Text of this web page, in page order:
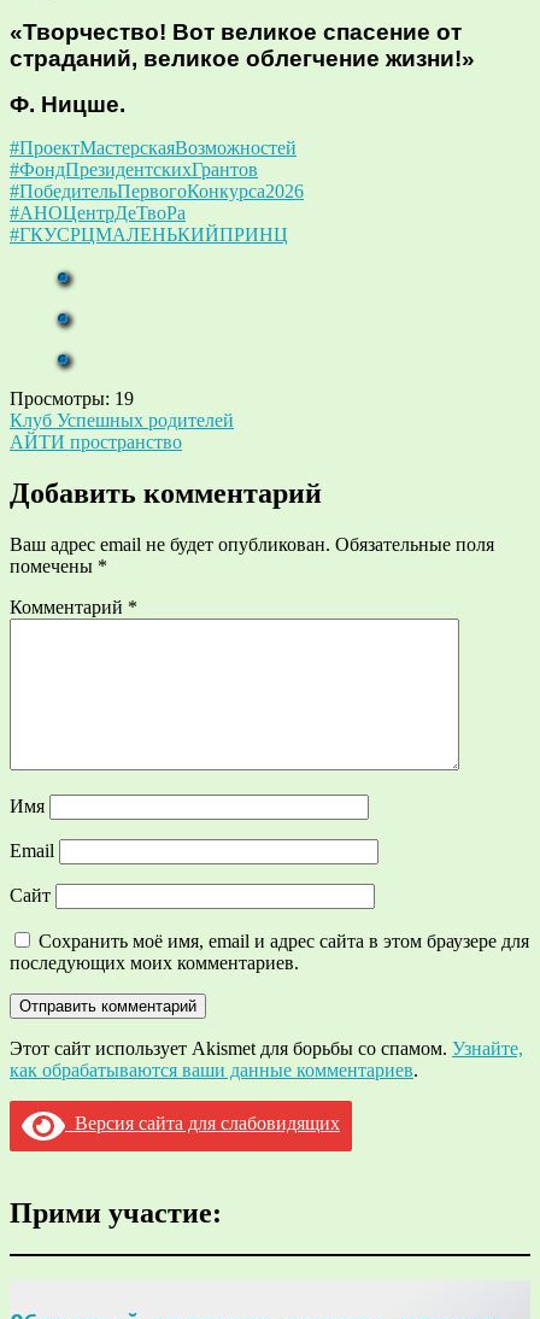
«Творчество! Вот великое спасение от
страданий, великое облегчение жизни!»
Ф. Ницше.
#ПроектМастерскаяВозможностей
#ФондПрезидентскихГрантов
#ПобедительПервогоКонкурса2026
#АНОЦентрДеТвоРа
#ГКУСРЦМАЛЕНЬКИЙПРИНЦ
Просмотры: 19
Навигация
по
записям
Клуб Успешных родителей
АЙТИ пространство
Добавить комментарий
Ваш адрес email не будет опубликован. Обязательные поля
помечены *
Комментарий *
Имя
Email
Сайт
Сохранить моё имя, email и адрес сайта в этом браузере для
последующих моих комментариев.
Этот сайт использует Akismet для борьбы со спамом. Узнайте,
как обрабатываются ваши данные комментариев.
Версия сайта для слабовидящих
Прими участие: